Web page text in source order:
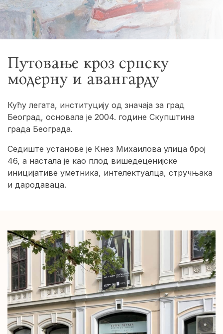
Путовање кроз српску
модерну и авангарду
Кућу легата, институцију од значаја за град
Београд, основала је 2004. године Скупштина
града Београда.
Седиште установе је Кнез Михаилова улица број
46, а настала је као плод вишедеценијске
иницијативе уметника, интелектуалца, стручњака
и дародаваца.